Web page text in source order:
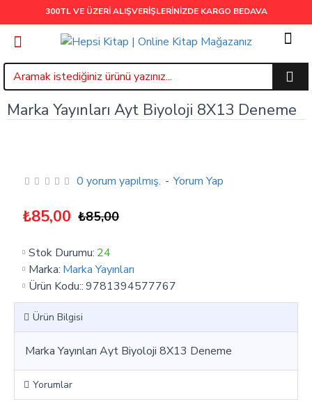
300TL VE ÜZERİ ALIŞVERİŞLERİNİZDE KARGO BEDAVA
Marka Yayınları Ayt Biyoloji 8X13 Deneme
Stok Durumu: 24
Marka: Marka Yayınları
Ürün Kodu::9781394577767
0 yorum yapılmış. - Yorum Yap
₺85,00 ₺85,00
Ürün Bilgisi
Marka Yayınları Ayt Biyoloji 8X13 Deneme
Yorumlar